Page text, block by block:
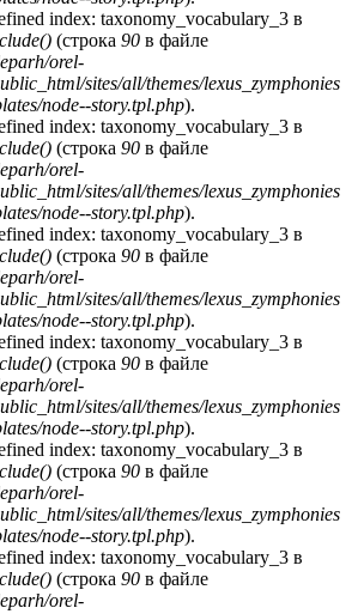
index: taxonomy_vocabulary_3 в
(строка90 в файле
orel-
sites/all/themes/lexus_zymphonies
node--story.tpl.php).
index: taxonomy_vocabulary_3 в
(строка90 в файле
orel-
sites/all/themes/lexus_zymphonies
node--story.tpl.php).
index: taxonomy_vocabulary_3 в
(строка90 в файле
orel-
sites/all/themes/lexus_zymphonies
node--story.tpl.php).
index: taxonomy_vocabulary_3 в
(строка90 в файле
orel-
sites/all/themes/lexus_zymphonies
node--story.tpl.php).
index: taxonomy_vocabulary_3 в
(строка90 в файле
orel-
sites/all/themes/lexus_zymphonies
node--story.tpl.php).
index: taxonomy_vocabulary_3 в
(строка90 в файле
orel-